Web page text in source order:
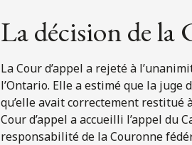
La décision de la
La Cour d’appel a rejeté à
l’Ontario. Elle a estimé que la
qu’elle avait correctement restitué
Cour d’appel a accueilli l’appel
responsabilité de la Couronne